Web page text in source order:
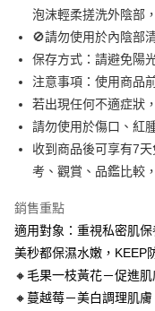
每筆NT$100，滿
付款後全家取貨
每筆NT$100，滿
7-11取貨付款
每筆NT$100，滿
付款後7-11取貨
每筆NT$100，滿
新竹物流
每筆NT$100，滿
海外地區配送
泡沫輕柔搓洗外陰部
🚫請勿使用於內陰部
保存方式：請避免陽
注意事項：使用商品
若出現任何不適症狀
請勿使用於傷口、紅
收到商品後可享有7
考、觀賞、品鑑比較
銷售重點
適用對象：重視私密肌
美秒都保濕水嫩，KEEP
🔸毛果一枝黃花－促進
🔸蔓越莓－美白調理肌膚